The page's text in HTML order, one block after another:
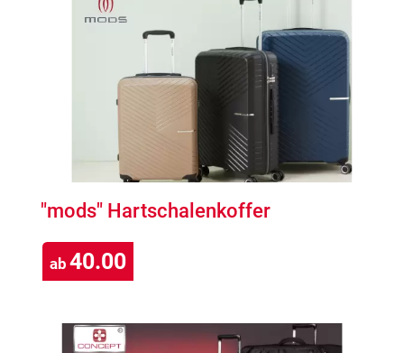
"mods" Hartschalenkoffer
ab 40.00